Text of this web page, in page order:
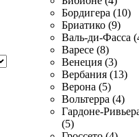
Бордигера (10)
Бриатико (9)
Валь-ди-Фасса
Варесе (8)
Венеция (3)
Вербания (13)
Верона (5)
Вольтерра (4)
Гардоне-
(5)